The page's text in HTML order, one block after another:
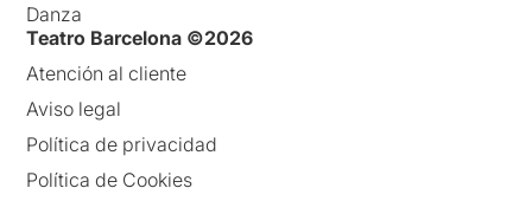
Danza
Teatro Barcelona ©2026
Atención al cliente
Aviso legal
Política de privacidad
Política de Cookies